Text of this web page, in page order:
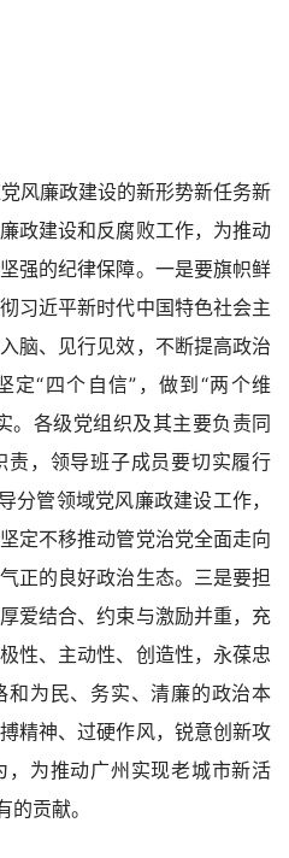
风廉政建设的新形势新任务新
政建设和反腐败工作，为推动
强的纪律保障。一是要旗帜鲜
习近平新时代中国特色社会主
脑、见行见效，不断提高政治
定“四个自信”，做到“两个维
。各级党组织及其主要负责同
责，领导班子成员要切实履行
分管领域党风廉政建设工作，
定不移推动管党治党全面走向
正的良好政治生态。三是要担
爱结合、约束与激励并重，充
性、主动性、创造性，永葆忠
为民、务实、清廉的政治本
精神、过硬作风，锐意创新攻
，为推动广州实现老城市新活
的贡献。